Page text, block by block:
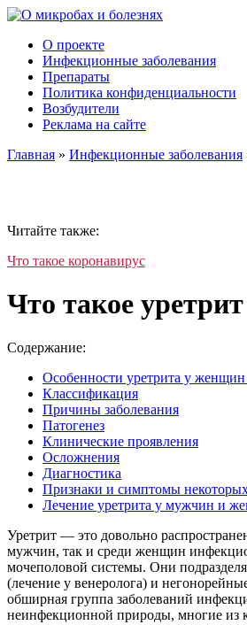
О проекте
Инфекционные заболевания
Препараты
Политика конфиденциальности
Возбудители
Реклама на сайте
Главная » Инфекционные заболевания
Читайте также:
Что такое коронавирус
Что такое уретрит
Содержание:
Особенности уретрита у
Классификация
Причины заболевания
Патогенез
Клинические проявления
Осложнения
Диагностика
Признаки и симптомы
Лечение уретрита у мужчин и
Уретрит — это довольно
мужчин, так и среди женщин
мочеполовой системы. Они
(лечение у венеролога) и
обширная группа заболеваний
неинфекционной природы, многие из